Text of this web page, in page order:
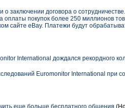
заключении договора о
оплаты покупок более 250 миллионов
сайте eBay. Платежи будут
International дождался рекордного
Euromonitor International при
еще больше бесплатного общения